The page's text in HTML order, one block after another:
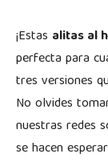
¡Estas alitas al
perfecta para
tres versiones
No olvides
nuestras redes
se hacen